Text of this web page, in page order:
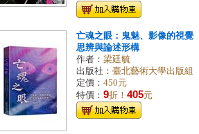
亡魂之眼：鬼魅、影像的視覺
思辨與論述形構
作者： 梁廷毓
出版社： 臺北藝術大學出版組
定價： 450元
特價： 9折！ 405元